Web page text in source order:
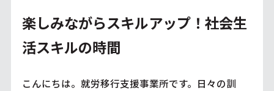
楽しみながらスキルアップ！社会生
活スキルの時間
こんにちは。就労移行支援事業所です。日々の訓